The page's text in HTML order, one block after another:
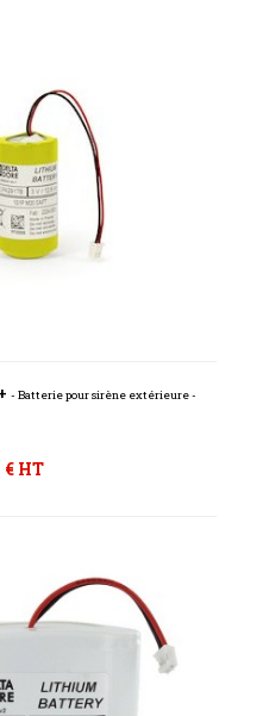
- Batterie pour sirène extérieure -
€ HT